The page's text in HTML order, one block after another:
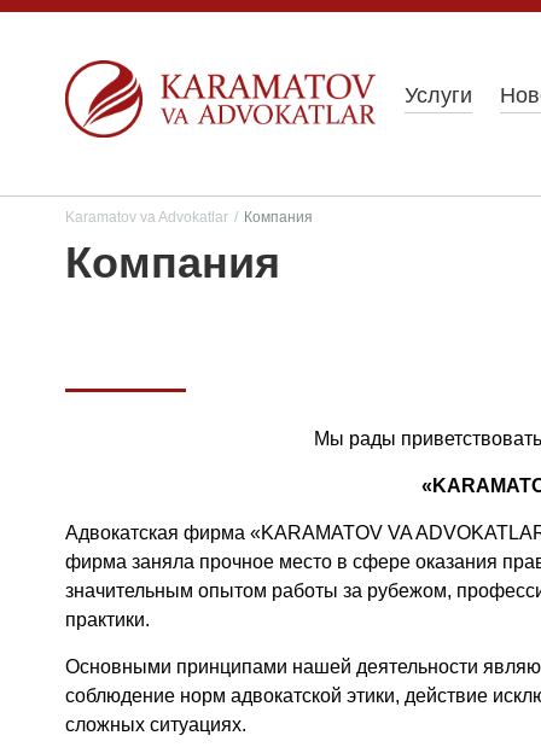
Услуги
Karamatov va Advokatlar / Компания
Компания
Мы рады
«
Адвокатская фирма «KARAMATOV VA
фирма заняла прочное место в сфере оказания
значительным опытом работы за рубежом,
практики.
Основными принципами нашей деятельности
соблюдение норм адвокатской этики, действие
сложных ситуациях.